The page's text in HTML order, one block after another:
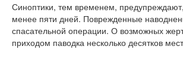
Синоптики, тем временем,
менее пяти дней. Поврежденные
спасательной операции. О возможных
приходом паводка несколько десятков